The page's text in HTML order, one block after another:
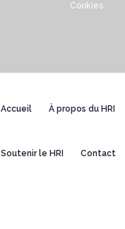
Cookies
Accueil À propos du HRI
Soutenir le HRI Contact